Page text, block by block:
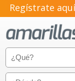
Regístrate